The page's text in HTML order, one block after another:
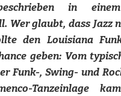
in
Wer glaubt, dass Jazz
den Louisiana
geben: Vom
Funk-, Swing- und
Tanzeinlage